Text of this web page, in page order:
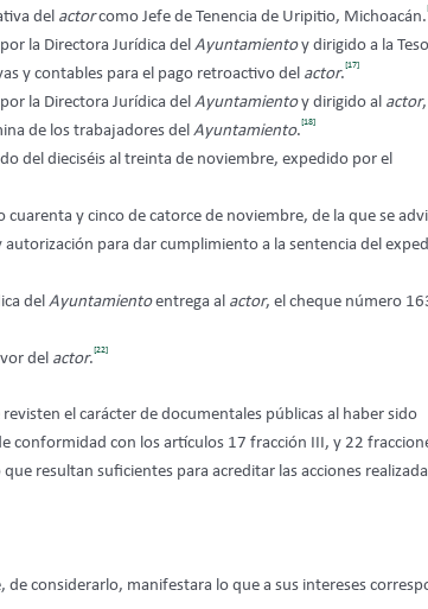
del actorcomo Jefe de Tenencia de Uripitio, Michoacán.
la Directora Jurídica del Ayuntamientoy dirigido a la
y contables para el pago retroactivo del actor.
[17]
la Directora Jurídica del Ayuntamientoy dirigido al actor
de los trabajadores del Ayuntamiento.
[18]
del dieciséis al treinta de noviembre, expedido por el
y cinco de catorce de noviembre, de la que se
para dar cumplimiento a la sentencia del
del Ayuntamientoentrega al actor, el cheque número
del actor.
[22]
el carácter de documentales públicas al haber sido
con los artículos 17 fracción III, y 22
resultan suficientes para acreditar las acciones
de considerarlo, manifestara lo que a sus intereses